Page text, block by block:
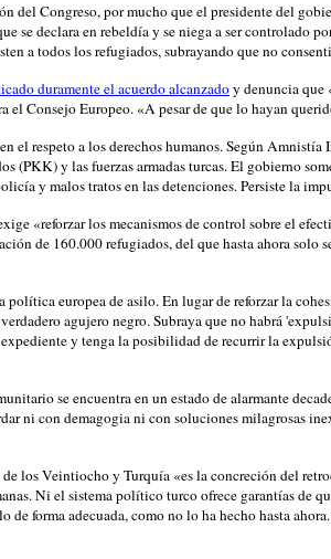
del Congreso, por mucho que el presidente del
se declara en rebeldía y se niega a ser controlado
a todos los refugiados, subrayando que no
duramente el acuerdo alcanzadoy denuncia que
Consejo Europeo. «A pesar de que lo hayan
el respeto a los derechos humanos. Según
(PKK) y las fuerzas armadas turcas. El gobierno
y malos tratos en las detenciones. Persiste la
«reforzar los mecanismos de control sobre el
de 160.000 refugiados, del que hasta ahora
europea de asilo. En lugar de reforzar la
agujero negro. Subraya que no habrá
y tenga la posibilidad de recurrir la
se encuentra en un estado de alarmante
ni con demagogia ni con soluciones milagrosas
los Veintiocho y Turquía «es la concreción del
Ni el sistema político turco ofrece garantías
forma adecuada, como no lo ha hecho hasta